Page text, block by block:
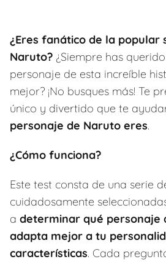
¿Eres fanático de la popular
Naruto? ¿Siempre has
personaje de esta increíble
mejor? ¡No busques más! Te
único y divertido que te
personaje de Naruto eres.
¿Cómo funciona?
Este test consta de una serie
cuidadosamente
a determinar qué personaje
adapta mejor a tu
características. Cada